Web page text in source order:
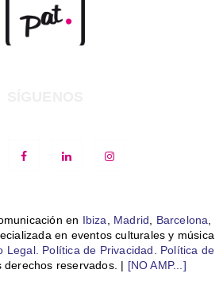
en Ibiza, Madrid, Barcelona,
en eventos culturales y música
Legal. Política de Privacidad. Política de
derechos reservados. | [NO AMP...]